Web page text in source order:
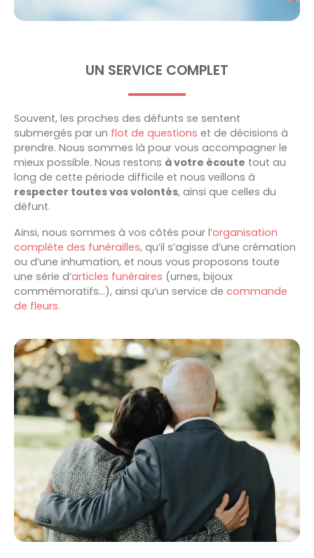
UN SERVICE COMPLET
Souvent, les proches des défunts se sentent
submergés par un flot de questions et de décisions à
prendre. Nous sommes là pour vous accompagner le
mieux possible. Nous restons à votre écoute tout au
long de cette période difficile et nous veillons à
respecter toutes vos volontés, ainsi que celles du
défunt.
Ainsi, nous sommes à vos côtés pour l’organisation
complète des funérailles, qu’il s’agisse d’une crémation
ou d’une inhumation, et nous vous proposons toute
une série d’articles funéraires (urnes, bijoux
commémoratifs…), ainsi qu’un service de commande
de fleurs.